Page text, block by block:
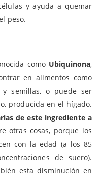
y ayuda a quemar
peso.
como Ubiquinona,
en alimentos como
y semillas, o puede ser
producida en el hígado.
de este ingrediente a
otras cosas, porque los
con la edad (a los 85
de suero).
esta disminución en